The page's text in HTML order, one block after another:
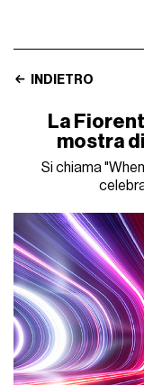
INDIETRO
La
mostra
Si chiama